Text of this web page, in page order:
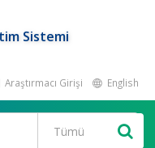
Sistemi
Araştırmacı Girişi English